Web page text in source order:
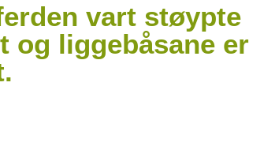
vart støypte
og liggebåsane er